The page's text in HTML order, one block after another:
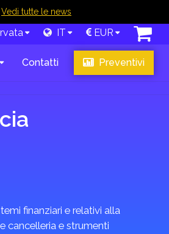
Vedi tutte le news
IT EUR
Contatti Preventivi
finanziari e relativi alla
cancelleria e strumenti